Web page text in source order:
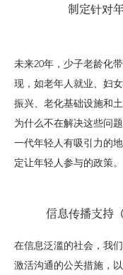
制定针对
未来20年，少子老龄化
现，如老年人就业、妇
振兴、老化基础设施和
为什么不在解决这些问
一代年轻人有吸引力的
定让年轻人参与的政策。
信息传播支持
在信息泛滥的社会，我
激活沟通的公关措施，